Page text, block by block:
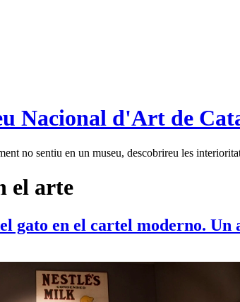
Nacional d'Art de
no sentiu en un museu, descobrireu les
el arte
gato en el cartel moderno. Un